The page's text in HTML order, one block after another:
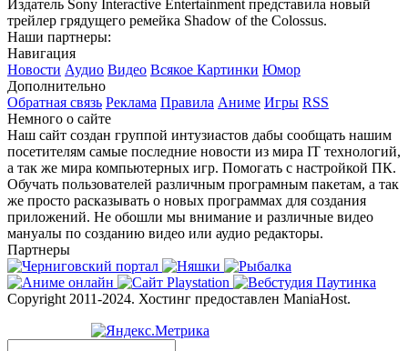
Издатель Sony Interactive Entertainment представила новый
трейлер грядущего ремейка Shadow of the Colossus.
Наши партнеры:
Навигация
Новости Аудио Видео Всякое Картинки Юмор
Дополнительно
Обратная связь Реклама Правила Аниме Игры RSS
Немного о сайте
Наш сайт создан группой интузиастов дабы сообщать нашим
посетителям самые последние новости из мира IT технологий,
а так же мира компьютерных игр. Помогать с настройкой ПК.
Обучать пользователей различным програмным пакетам, а так
же просто расказывать о новых программах для создания
приложений. Не обошли мы внимание и различные видео
мануалы по созданию видео или аудио редакторы.
Партнеры
Copyright 2011-2024. Хостинг предоставлен ManiaHost.